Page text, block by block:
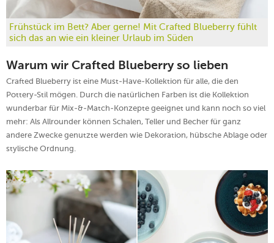
Frühstück im Bett? Aber gerne! Mit Crafted Blueberry fühlt
sich das an wie ein kleiner Urlaub im Süden
Warum wir Crafted Blueberry so lieben
Crafted Blueberry ist eine Must-Have-Kollektion für alle, die den
Pottery-Stil mögen. Durch die natürlichen Farben ist die Kollektion
wunderbar für Mix-&-Match-Konzepte geeignet und kann noch so viel
mehr: Als Allrounder können Schalen, Teller und Becher für ganz
andere Zwecke genutzte werden wie Dekoration, hübsche Ablage oder
stylische Ordnung.